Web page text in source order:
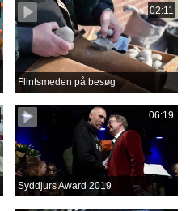
02:11
Flintsmeden på besøg
06:19
Syddjurs Award 2019